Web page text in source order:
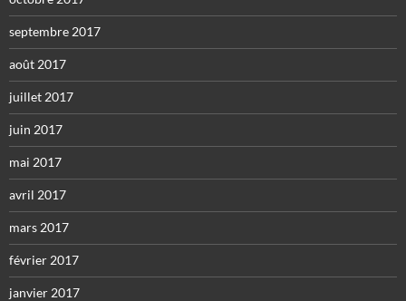
septembre 2017
août 2017
juillet 2017
juin 2017
mai 2017
avril 2017
mars 2017
février 2017
janvier 2017